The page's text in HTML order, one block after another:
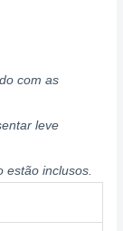
com as
leve
inclusos.